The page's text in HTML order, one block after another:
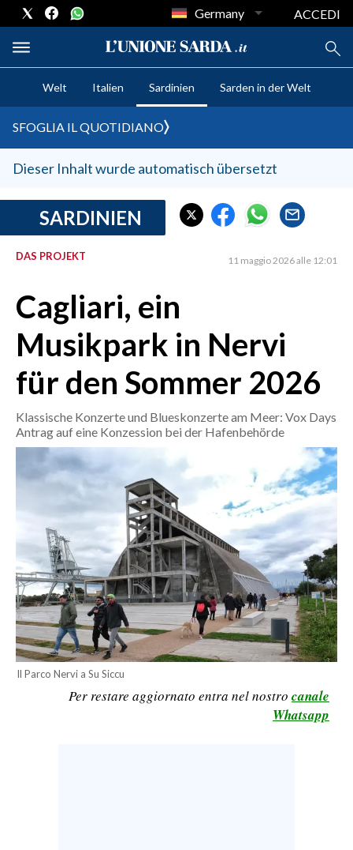
PROVINCIA DI CAGLIARI
MEDIO CAMPIDANO
ORISTANO E PROVINCIA
SASSARI E PROVINCIA
NUORO E PROVINCIA
OGLIASTRA
AGENDA
CRONACA
ITALIA
MONDO
POLITICA
ECONOMIA
SERVIZI ALLE IMPRESE
LAVORO
BANDI
SPORT IN SARDEGNA
SPORT
RISULTATI E CLASSIFICHE
Germany ACCEDI
Welt Italien Sardinien Sarden in der Welt
SFOGLIA IL QUOTIDIANO
Dieser Inhalt wurde automatisch übersetzt
SARDINIEN
DAS PROJEKT 11 maggio 2026 alle 12:01
Cagliari, ein
Musikpark in Nervi
für den Sommer 2026
Klassische Konzerte und Blueskonzerte am Meer: Vox Days
Antrag auf eine Konzession bei der Hafenbehörde
Il Parco Nervi a Su Siccu
Per restare aggiornato entra nel nostro canale
Whatsapp